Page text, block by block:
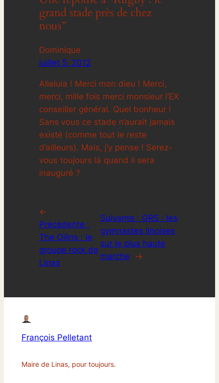
grand stade près de chez
nous”
Dominique
juillet 5, 2012
Alleluia ! Merci mon dieu ! Merci,
merci, mille fois merci monsieur l’EX
conseiller général. Quel bonheur !
Sans vous ce stade n’aurait jamais
existé (comme tout le reste
d’ailleurs). Mais, j’y pense ! Serez-
vous toujours là quand il sera
inauguré ?
←
Précédente :
The Oilins : le
groupe rock de
Linas
Suivante : GRS : les
gymnastes linoises
sur le plus haute
marche
→
François Pelletant
Maire de Linas, pour toujours.